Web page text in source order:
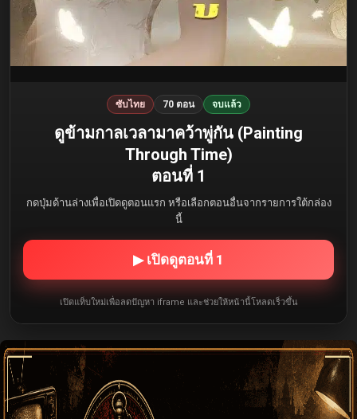
ซับไทย 70 ตอน จบแล้ว
ดูข้ามกาลเวลามาคว้าพู่กัน (Painting
Through Time)
ตอนที่ 1
กดปุ่มด้านล่างเพื่อเปิดดูตอนแรก หรือเลือกตอนอื่นจากรายการใต้กล่อง
นี้
▶ เปิดดูตอนที่ 1
เปิดแท็บใหม่เพื่อลดปัญหา iframe และช่วยให้หน้านี้โหลดเร็วขึ้น